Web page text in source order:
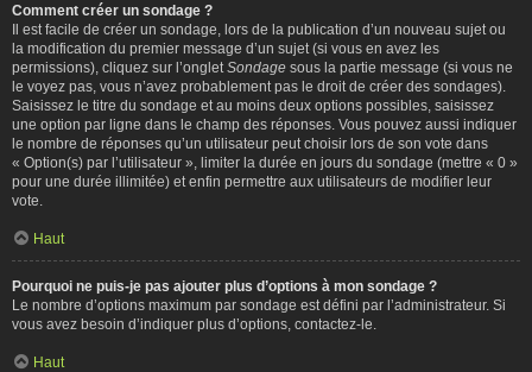
Comment créer un sondage ?
Il est facile de créer un sondage, lors de la publication d’un nouveau sujet ou
la modification du premier message d’un sujet (si vous en avez les
permissions), cliquez sur l’onglet Sondage sous la partie message (si vous ne
le voyez pas, vous n’avez probablement pas le droit de créer des sondages).
Saisissez le titre du sondage et au moins deux options possibles, saisissez
une option par ligne dans le champ des réponses. Vous pouvez aussi indiquer
le nombre de réponses qu’un utilisateur peut choisir lors de son vote dans
« Option(s) par l’utilisateur », limiter la durée en jours du sondage (mettre « 0 »
pour une durée illimitée) et enfin permettre aux utilisateurs de modifier leur
vote.
Haut
Pourquoi ne puis-je pas ajouter plus d’options à mon sondage ?
Le nombre d’options maximum par sondage est défini par l’administrateur. Si
vous avez besoin d’indiquer plus d’options, contactez-le.
Haut